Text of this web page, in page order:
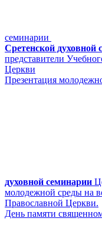
семинарии
Сретенской духовной
представители
Церкви
Презентация
духовной семинарии
молодежной среды на
Православной Церкви.
День памяти